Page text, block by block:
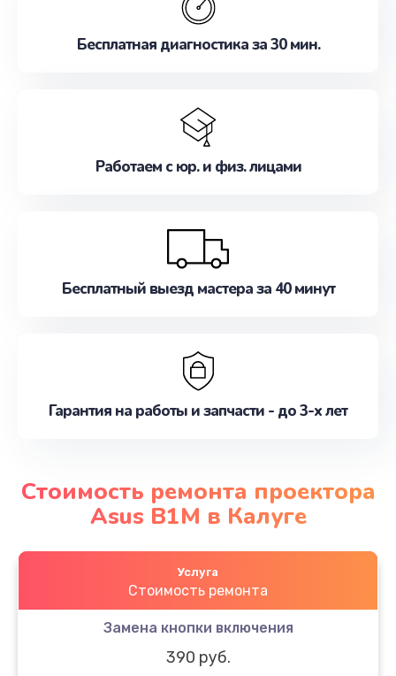
Бесплатная диагностика за 30 мин.
Работаем с юр. и физ. лицами
Бесплатный выезд мастера за 40 минут
Гарантия на работы и запчасти - до 3-х лет
Стоимость ремонта проектора
Asus B1M в Калуге
Услуга
Стоимость ремонта
Замена кнопки включения
390 руб.